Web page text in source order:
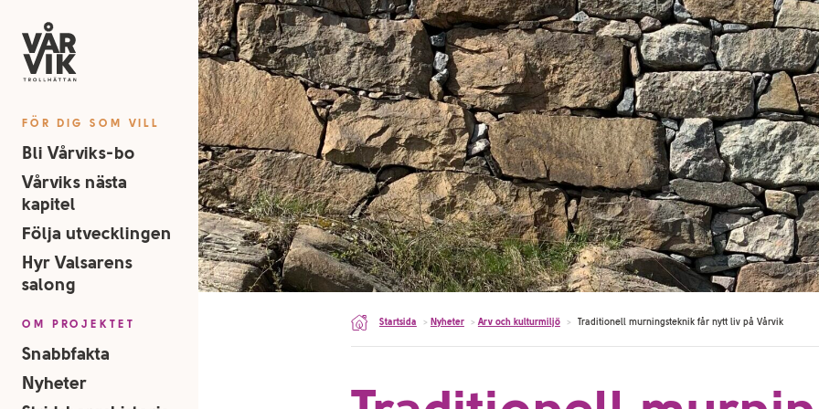
FÖR DIG SOM VILL
Bli Vårviks-bo
Vårviks nästa
kapitel
Följa utvecklingen
Hyr Valsarens
salong
OM PROJEKTET
Snabbfakta
Nyheter
Startsida > Nyheter > Arv och kulturmiljö > Traditionell murningsteknik får nytt liv på Vårvik